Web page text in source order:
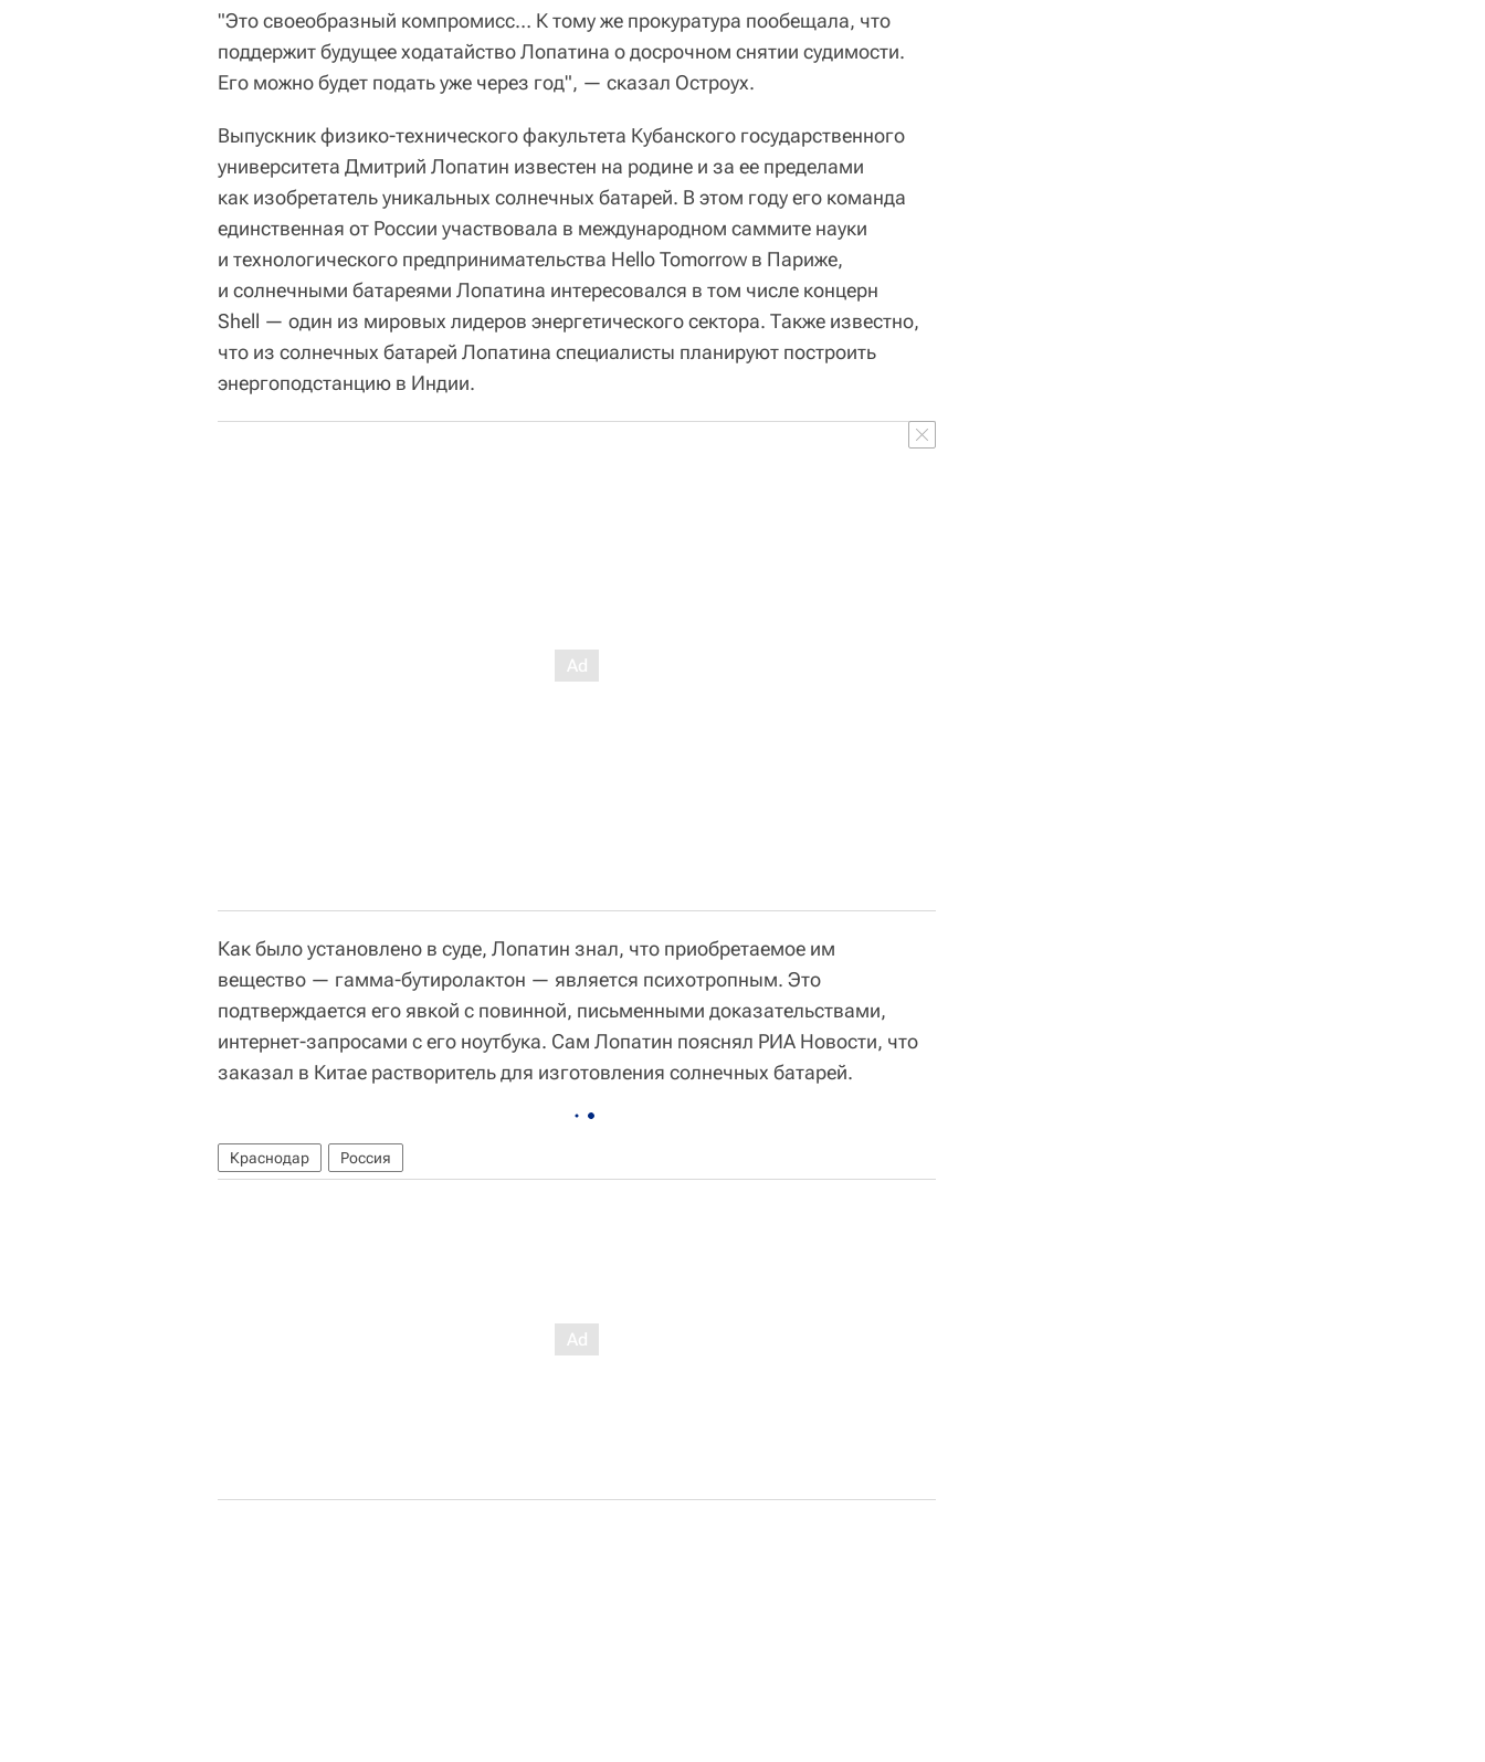
"Это своеобразный компромисс… К тому же прокуратура пообещала, что
поддержит будущее ходатайство Лопатина о досрочном снятии судимости.
Его можно будет подать уже через год", — сказал Остроух.
Выпускник физико-технического факультета Кубанского государственного
университета Дмитрий Лопатин известен на родине и за ее пределами
как изобретатель уникальных солнечных батарей. В этом году его команда
единственная от России участвовала в международном саммите науки
и технологического предпринимательства Hello Tomorrow в Париже,
и солнечными батареями Лопатина интересовался в том числе концерн
Shell — один из мировых лидеров энергетического сектора. Также известно,
что из солнечных батарей Лопатина специалисты планируют построить
энергоподстанцию в Индии.
Как было установлено в суде, Лопатин знал, что приобретаемое им
вещество — гамма-бутиролактон — является психотропным. Это
подтверждается его явкой с повинной, письменными доказательствами,
интернет-запросами с его ноутбука. Сам Лопатин пояснял РИА Новости, что
заказал в Китае растворитель для изготовления солнечных батарей.
Краснодар Россия